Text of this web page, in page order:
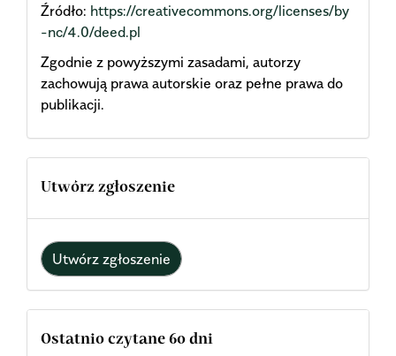
Źródło: https://creativecommons.org/licenses/by
-nc/4.0/deed.pl
Zgodnie z powyższymi zasadami, autorzy
zachowują prawa autorskie oraz pełne prawa do
publikacji.
Utwórz zgłoszenie
Utwórz zgłoszenie
Ostatnio czytane 60 dni